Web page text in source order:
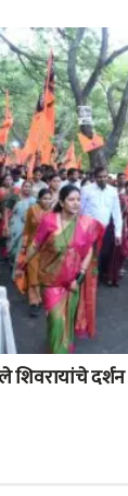
शिवरायांचे दर्शन